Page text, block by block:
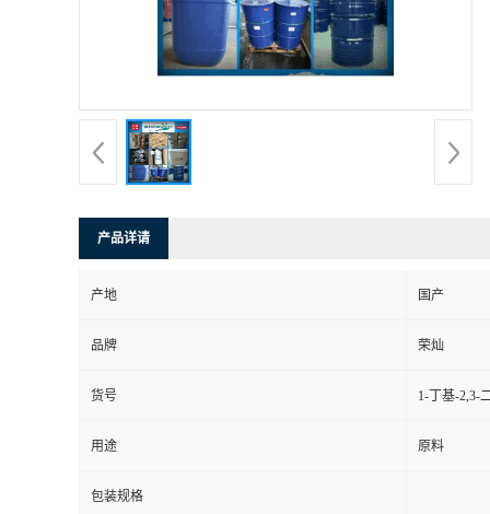
产品详请
产地 国产
品牌 荣灿
货号 1-丁基-2,3-
用途 原料
包装规格